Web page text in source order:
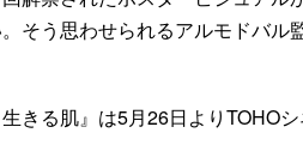
そう思わせられるアルモドバル
きる肌』は5月26日よりTOHO